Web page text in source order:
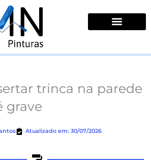
trinca na parede
grave
Atualizado em: 30/07/2026